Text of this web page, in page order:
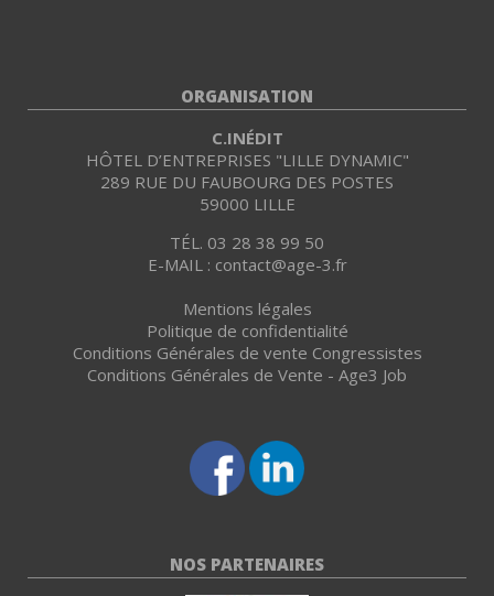
ORGANISATION
C.INÉDIT
HÔTEL D’ENTREPRISES "LILLE DYNAMIC"
289 RUE DU FAUBOURG DES POSTES
59000 LILLE
TÉL. 03 28 38 99 50
E-MAIL : contact@age-3.fr
Mentions légales
Politique de confidentialité
Conditions Générales de vente Congressistes
Conditions Générales de Vente - Age3 Job
NOS PARTENAIRES